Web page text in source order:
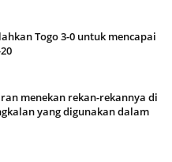
Togo 3-0 untuk mencapai
menekan rekan-rekannya di
yang digunakan dalam